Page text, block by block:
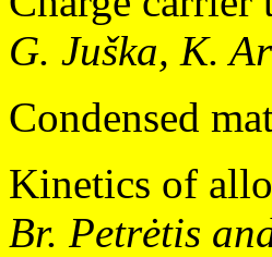
G. Juška, K.
Condensed
Kinetics of
Br. Petrėtis